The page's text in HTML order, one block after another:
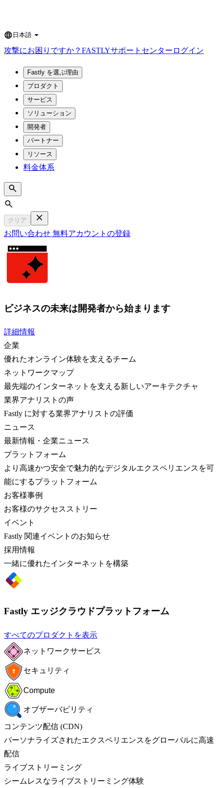
Language
日本語
攻撃にお困りですか？ FASTLYサポートセンター ログイン
Fastly を選ぶ理由
プロダクト
サービス
ソリューション
開発者
パートナー
リソース
料金体系
Search
クリア
お問い合わせ 無料アカウントの登録
ビジネスの未来は開発者から始まります
詳細情報
企業
優れたオンライン体験を支えるチーム
ネットワークマップ
最先端のインターネットを支える新しいアーキテクチャ
業界アナリストの声
Fastly に対する業界アナリストの評価
ニュース
最新情報・企業ニュース
プラットフォーム
より高速かつ安全で魅力的なデジタルエクスペリエンスを可
能にするプラットフォーム
お客様事例
お客様のサクセスストリー
イベント
Fastly 関連イベントのお知らせ
採用情報
一緒に優れたインターネットを構築
Fastly エッジクラウドプラットフォーム
すべてのプロダクトを表示
ネットワークサービス
セキュリティ
Compute
オブザーバビリティ
コンテンツ配信 (CDN)
パーソナライズされたエクスペリエンスをグローバルに高速
配信
ライブストリーミング
シームレスなライブストリーミング体験